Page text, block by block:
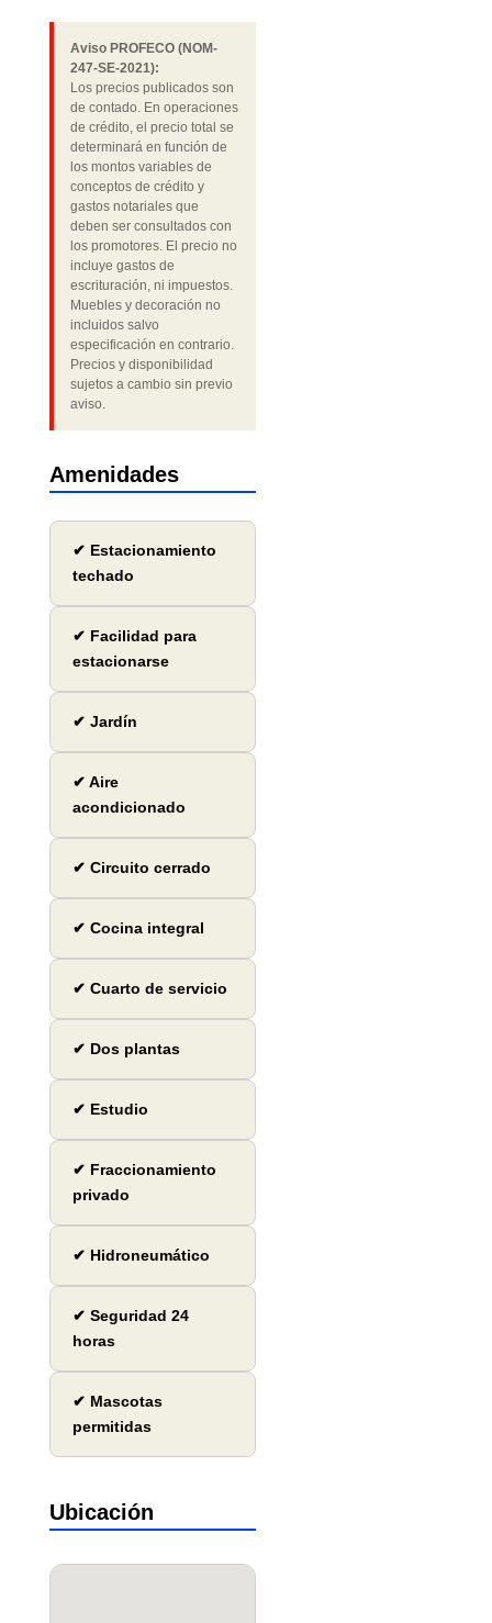
Aviso PROFECO (NOM-
247-SE-2021):
Los precios publicados son
de contado. En operaciones
de crédito, el precio total se
determinará en función de
los montos variables de
conceptos de crédito y
gastos notariales que
deben ser consultados con
los promotores. El precio no
incluye gastos de
escrituración, ni impuestos.
Muebles y decoración no
incluidos salvo
especificación en contrario.
Precios y disponibilidad
sujetos a cambio sin previo
aviso.
Amenidades
✔ Estacionamiento
techado
✔ Facilidad para
estacionarse
✔ Jardín
✔ Aire
acondicionado
✔ Circuito cerrado
✔ Cocina integral
✔ Cuarto de servicio
✔ Dos plantas
✔ Estudio
✔ Fraccionamiento
privado
✔ Hidroneumático
✔ Seguridad 24
horas
✔ Mascotas
permitidas
Ubicación